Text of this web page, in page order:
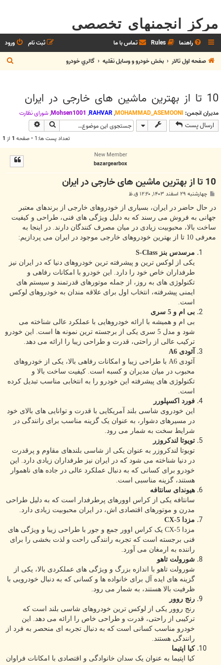
مرکز انجمنهای تخصصی
راهنما Rules تماس با ما ورود
ثبت نام
صفحه اول تالار
بخش خودرو و وسايل نقليه گالري خودرو
س
10 تا از بهترین ماشین های خارجی در ایران
مدیران انجمن: MOHAMMAD_ASEMOONI
,
RAHVAR
,
Mohsen1001
,شوراي نظارت
ارسال پست جستجو
تعداد پست ها:1 • صفحه 1 از 1
New Member
bazargearbox
10 تا از بهترین ماشین های خارجی در ایران
س
ت
چهارشنبه ۲۹ اسفند ۱۴۰۳, ۱۲:۲۰ ق.ظ
در حال حاضر در ایران، بسیاری از خودروهای خارجی از برندهای معتبر
جهانی به فروش می رسند که به دلیل ویژگی های فنی، طراحی و کیفیت
ساخت بالا، محبوبیت زیادی در میان مصرف کنندگان دارند. در اینجا به
معرفی 10 تا از بهترین خودروهای خارجی موجود در ایران می پردازیم:
مرسدس بنز S-Class
یکی از لوکس ترین و پیشرفته ترین خودروهای دنیا که در ایران نیز
طرفداران خاص خود را دارد. این خودرو با امکانات رفاهی و
تکنولوژی های به روز، از جمله موتورهای قدرتمند و سیستم های
ایمنی پیشرفته، انتخاب اول برای علاقه مندان به خودروهای لوکس
است.
بی ام و 5 سری
بی ام و همیشه با ارائه خودروهایی با عملکرد عالی شناخته می
شود و مدل 5 سری یکی از برجسته ترین نمونه ها است. این خودرو
ترکیب عالی از راحتی، قدرت و طراحی زیبا را ارائه می دهد.
آئودی A6
آئودی A6 با طراحی زیبا و امکانات رفاهی بالا، یکی از خودروهای
محبوب در میان مدیران و کسبه است. کیفیت ساخت بالا و
تکنولوژی های پیشرفته این خودرو را به انتخابی مناسب تبدیل کرده
است.
فورد اکسپلورر
این خودروی شاسی بلند آمریکایی با قدرت و توانایی های بالای خود
در مسیرهای دشوار، به عنوان یک گزینه مناسب برای رانندگی در
شرایط سخت به شمار می رود.
تویوتا لندکروزر
تویوتا لندکروزر به عنوان یکی از شاسی بلندهای مقاوم و پرقدرت
در دنیا شناخته می شود که در ایران نیز طرفداران زیادی دارد. این
خودرو برای کسانی که به دنبال عملکرد عالی در جاده های ناهموار
هستند، گزینه مناسبی است.
هیوندای سانتافه
سانتافه یکی از کراس اوورهای پرطرفدار است که به دلیل طراحی
مدرن و موتورهای اقتصادی اش، در ایران محبوبیت زیادی دارد.
مزدا CX-5
مزدا CX-5 یک کراس اوور جمع و جور با طراحی زیبا و ویژگی های
فنی برجسته است که تجربه رانندگی راحت و لذت بخشی را برای
راننده به ارمغان می آورد.
شورولت تاهو
شورولت تاهو با اندازه بزرگ و ویژگی های عملکردی بالا، یکی از
گزینه های ایده آل برای خانواده ها و کسانی که به دنبال خودرویی با
ظرفیت بالا هستند، به شمار می رود.
رنج روور
رنج روور یکی از لوکس ترین خودروهای شاسی بلند است که
ترکیبی از راحتی، قدرت و طراحی خاص را ارائه می دهد. این
خودرو مناسب کسانی است که به دنبال تجربه ای منحصر به فرد از
رانندگی هستند.
کیا اپتیما
کیا اپتیما به عنوان یک سدان خانوادگی و اقتصادی با امکانات فراوان